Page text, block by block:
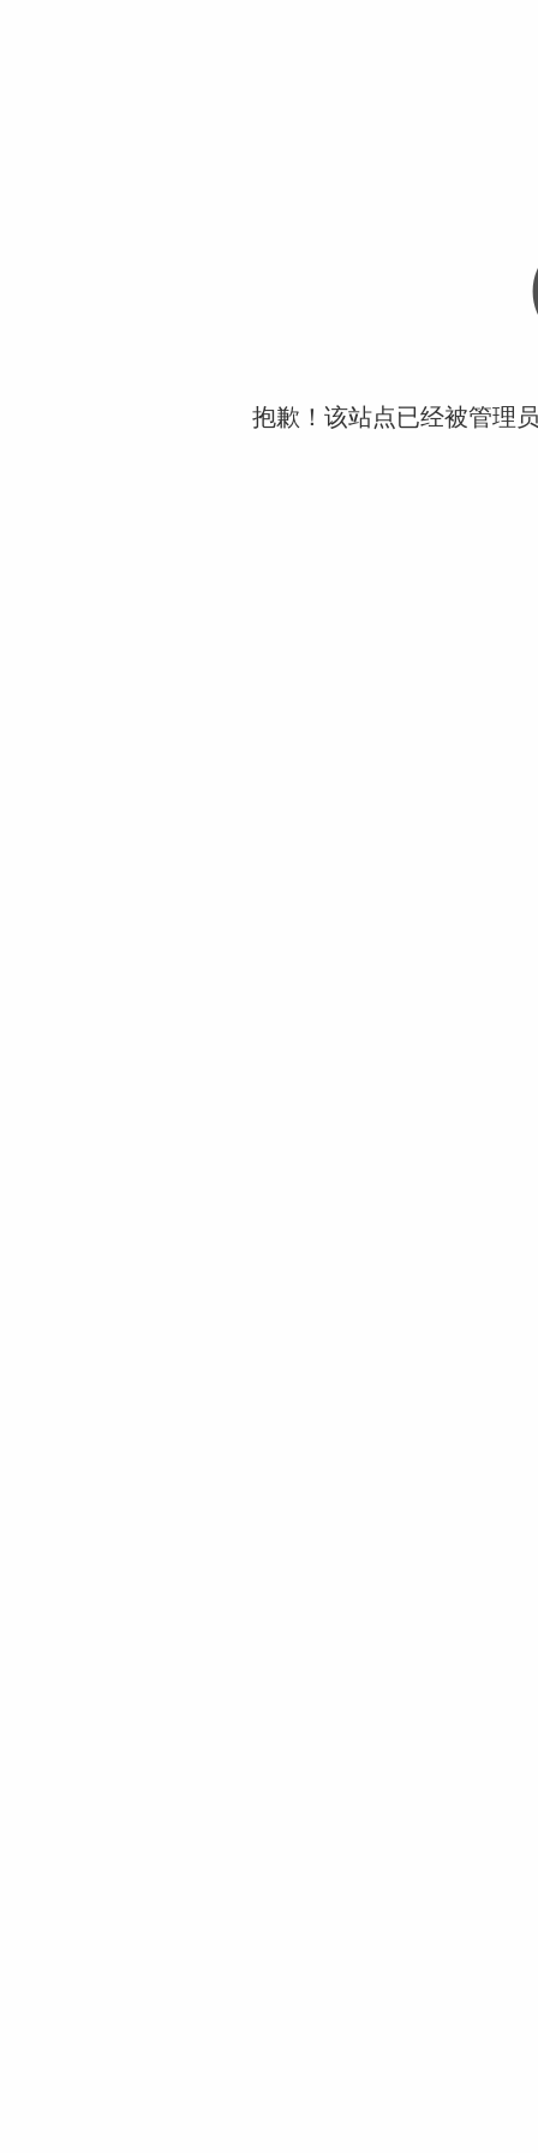
抱歉！该站点已经被管理